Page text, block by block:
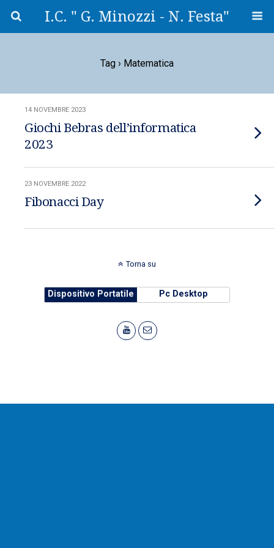
I.C. " G. Minozzi - N. Festa"
Tag › Matematica
14 NOVEMBRE 2023
Giochi Bebras dell’informatica
2023
23 NOVEMBRE 2022
Fibonacci Day
Torna su
Dispositivo Portatile Pc Desktop